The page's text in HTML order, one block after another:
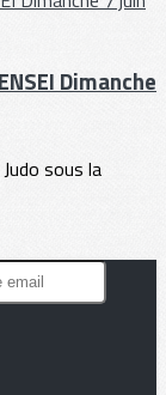
Dimanche
sous la